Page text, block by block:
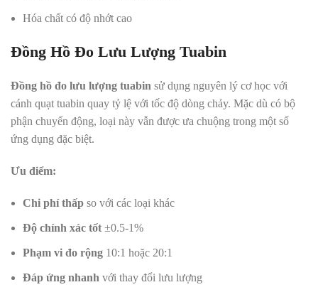
Hóa chất có độ nhớt cao
Đồng Hồ Đo Lưu Lượng Tuabin
Đồng hồ đo lưu lượng tuabin sử dụng nguyên lý cơ học với
cánh quạt tuabin quay tỷ lệ với tốc độ dòng chảy. Mặc dù có bộ
phận chuyển động, loại này vẫn được ưa chuộng trong một số
ứng dụng đặc biệt.
Ưu điểm:
Chi phí thấp so với các loại khác
Độ chính xác tốt ±0.5-1%
Phạm vi đo rộng 10:1 hoặc 20:1
Đáp ứng nhanh với thay đổi lưu lượng